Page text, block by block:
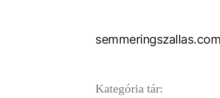
Kategória tár: